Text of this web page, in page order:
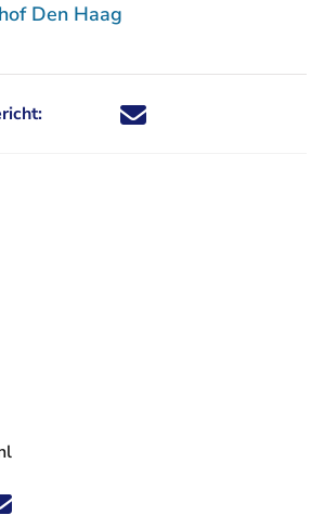
Den Haag
Deel dit nieuwsbericht via X -
Deel dit nieuwsbericht via
Deel dit nieuwsbericht
Deel dit
- U verlaat Rechtspraak.nl
- U verlaat Rechtspraak.nl
Instagram - U verlaat Rechtspraak.nl
op Youtube - U verlaat Rechtspraak.nl
ons op LinkedIn - U verlaat
op de hoogte' nieuwsbrief - U verlaat